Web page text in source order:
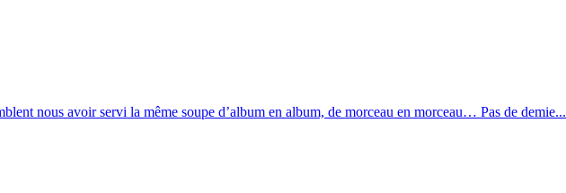
nous avoir servi la même soupe d’album en album, de morceau en morceau… Pas de demie...